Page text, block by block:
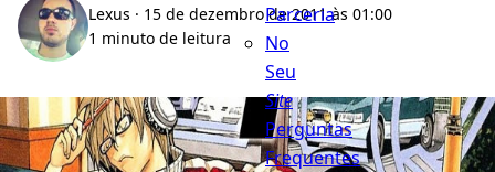
Parceria
No
Seu
Site
Perguntas
Frequentes
Lexus · 15 de dezembro de 2011 às 01:00
1 minuto de leitura